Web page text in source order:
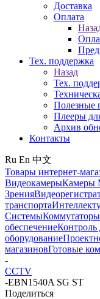
Доставка
Оплата
Тех. поддержка
Назад
Тех.
Полезные
Плееры
Архив
Контакты
Ru En 中文
Товары интернет-
ВидеокамерыКамеры
Зрения
транспорта
СистемыКоммутаторы
обеспечениеКонтроль
оборудование
магазиновГотовые
-
CCTV
-EBN1540A SG ST
Поделиться